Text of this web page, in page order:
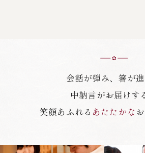
会話が弾み、箸が進
中納言がお届けす
笑顔あふれる あたたかな